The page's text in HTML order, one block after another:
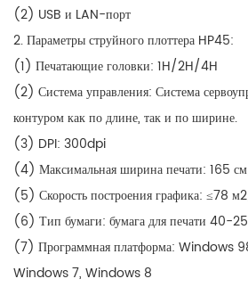
(2) USB и LAN-порт
2. Параметры струйного плоттера HP45:
(1) Печатающие головки: 1H/2H/4H
(2) Система управления: Система
контуром как по длине, так и по ширине.
(3) DPI: 300dpi
(4) Максимальная ширина печати: 165
(5) Скорость построения графика: ≤78
(6) Тип бумаги: бумага для печати 40-
(7) Программная платформа: Windows
Windows 7, Windows 8